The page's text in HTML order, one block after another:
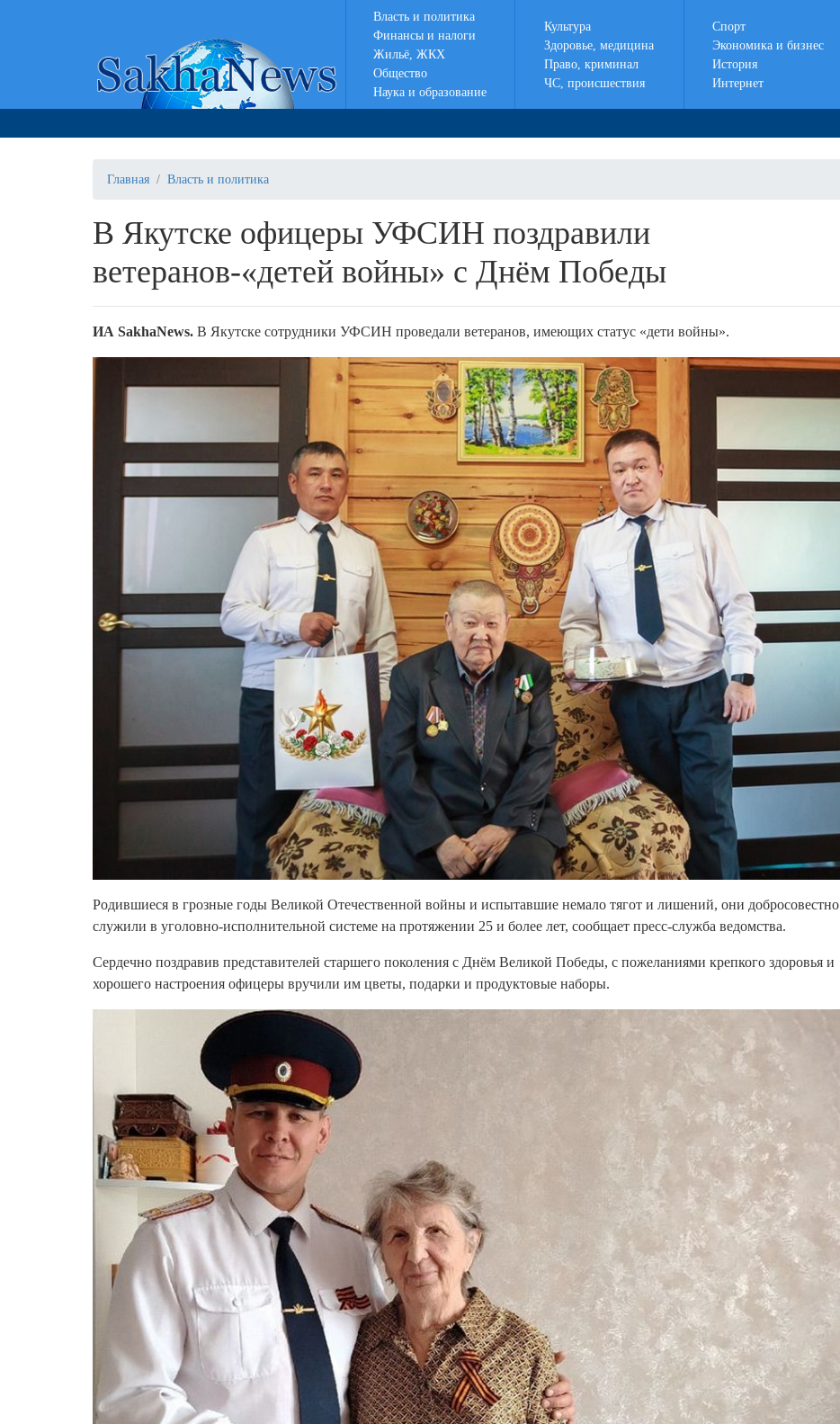
Власть и политика
Финансы и налоги
Жильё, ЖКХ
Общество
Наука и образование
Культура
Здоровье, медицина
Право, криминал
ЧС, происшествия
Спорт
Экономика и бизнес
История
Интернет
Главная Власть и политика
В Якутске офицеры УФСИН поздравили
ветеранов-«детей войны» с Днём Победы
ИA SakhaNews. В Якутске сотрудники УФСИН проведали ветеранов, имеющих статус «дети войны».
Родившиеся в грозные годы Великой Отечественной войны и испытавшие немало тягот и лишений, они добросовестно
служили в уголовно-исполнительной системе на протяжении 25 и более лет, сообщает пресс-служба ведомства.
Сердечно поздравив представителей старшего поколения с Днём Великой Победы, с пожеланиями крепкого здоровья и
хорошего настроения офицеры вручили им цветы, подарки и продуктовые наборы.